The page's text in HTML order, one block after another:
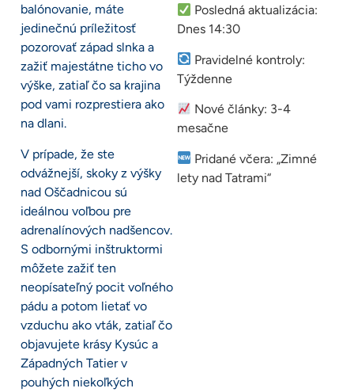
balónovanie, máte
jedinečnú príležitosť
pozorovať západ slnka a
zažiť majestátne ticho vo
výške, zatiaľ čo sa krajina
pod vami rozprestiera ako
na dlani.
V prípade, že ste
odvážnejší, skoky z výšky
nad Oščadnicou sú
ideálnou voľbou pre
adrenalínových nadšencov.
S odbornými inštruktormi
môžete zažiť ten
neopísateľný pocit voľného
pádu a potom lietať vo
vzduchu ako vták, zatiaľ čo
objavujete krásy Kysúc a
Západných Tatier v
pouhých niekoľkých
Posledná aktualizácia:
Dnes 14:30
Pravidelné kontroly:
Týždenne
Nové články: 3-4
mesačne
Pridané včera: „Zimné
lety nad Tatrami“